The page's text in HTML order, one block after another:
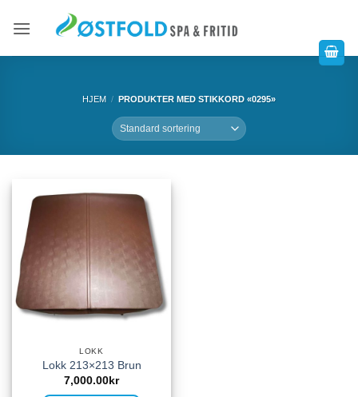
HJEM / PRODUKTER MED STIKKORD «0295»
LOKK
Lokk 213×213 Brun
7,000.00kr